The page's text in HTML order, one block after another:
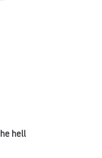
hell